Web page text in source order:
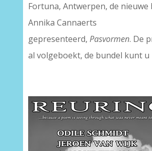
Fortuna, Antwerpen, de nieuwe
Annika Cannaerts
gepresenteerd, Pasvormen. De
al volgeboekt, de bundel kunt u